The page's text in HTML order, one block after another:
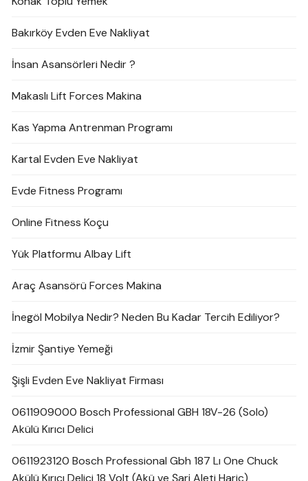
Bakırköy Evden Eve Nakliyat
İnsan Asansörleri Nedir ?
Makaslı Lift Forces Makina
Kas Yapma Antrenman Programı
Kartal Evden Eve Nakliyat
Evde Fitness Programı
Online Fitness Koçu
Yük Platformu Albay Lift
Araç Asansörü Forces Makina
İnegöl Mobilya Nedir? Neden Bu Kadar Tercih Ediliyor?
İzmir Şantiye Yemeği
Şişli Evden Eve Nakliyat Firması
0611909000 Bosch Professional GBH 18V-26 (Solo)
Akülü Kırıcı Delici
0611923120 Bosch Professional Gbh 187 Lı One Chuck
Akülü Kırıcı Delici 18 Volt (Akü ve Şarj Aleti Hariç)